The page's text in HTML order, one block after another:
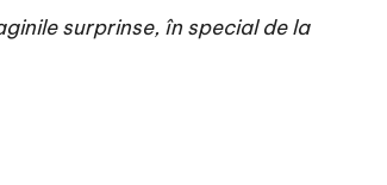
surprinse, în special de la